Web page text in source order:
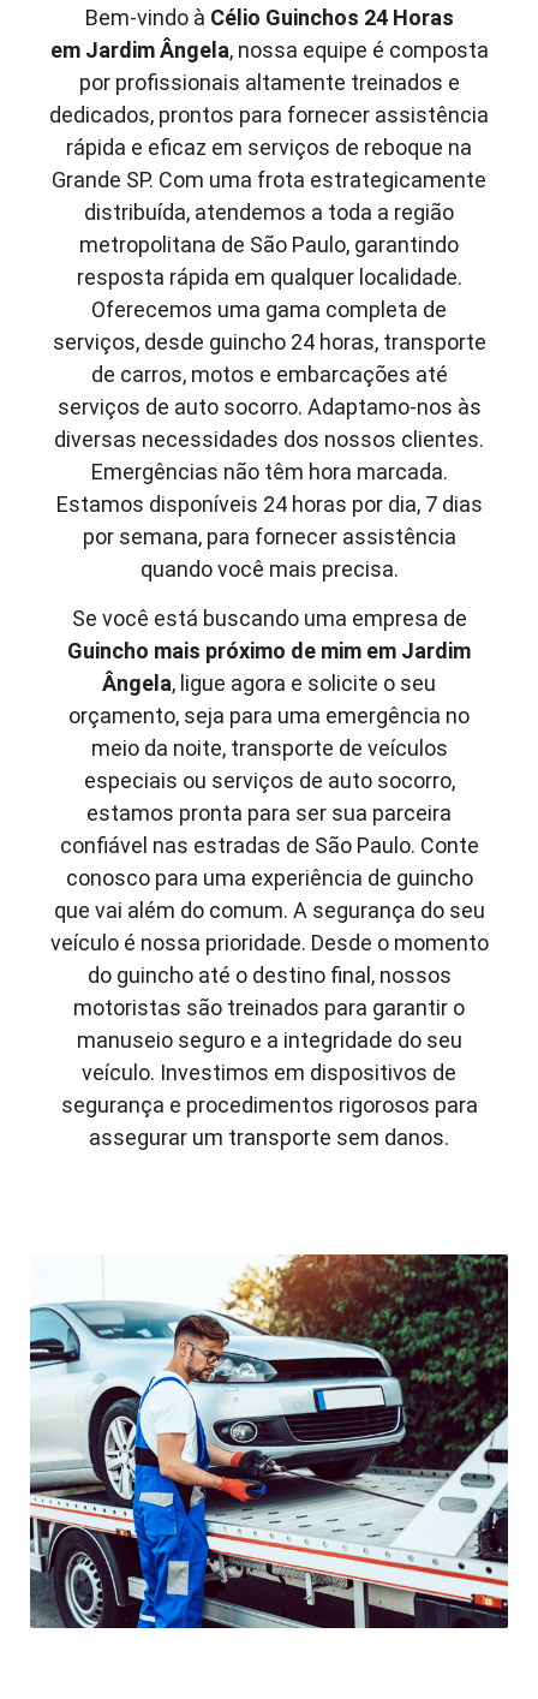
Bem-vindo à Célio Guinchos 24 Horas
em Jardim Ângela, nossa equipe é composta
por profissionais altamente treinados e
dedicados, prontos para fornecer assistência
rápida e eficaz em serviços de reboque na
Grande SP. Com uma frota estrategicamente
distribuída, atendemos a toda a região
metropolitana de São Paulo, garantindo
resposta rápida em qualquer localidade.
Oferecemos uma gama completa de
serviços, desde guincho 24 horas, transporte
de carros, motos e embarcações até
serviços de auto socorro. Adaptamo-nos às
diversas necessidades dos nossos clientes.
Emergências não têm hora marcada.
Estamos disponíveis 24 horas por dia, 7 dias
por semana, para fornecer assistência
quando você mais precisa.
Se você está buscando uma empresa de
Guincho mais próximo de mim em Jardim
Ângela, ligue agora e solicite o seu
orçamento, seja para uma emergência no
meio da noite, transporte de veículos
especiais ou serviços de auto socorro,
estamos pronta para ser sua parceira
confiável nas estradas de São Paulo. Conte
conosco para uma experiência de guincho
que vai além do comum. A segurança do seu
veículo é nossa prioridade. Desde o momento
do guincho até o destino final, nossos
motoristas são treinados para garantir o
manuseio seguro e a integridade do seu
veículo. Investimos em dispositivos de
segurança e procedimentos rigorosos para
assegurar um transporte sem danos.